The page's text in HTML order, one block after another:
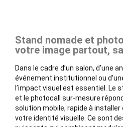
Stand nomade et
votre image partout,
Dans le cadre d’un salon, d’une
événement institutionnel ou
l’impact visuel est essentiel. Le
et le photocall sur-mesure
solution mobile, rapide à
votre identité visuelle. Ce sont